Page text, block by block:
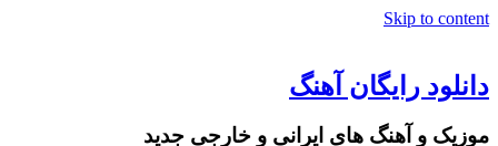
Skip to content
دانلود رایگان آهنگ
موزیک و آهنگ های ایرانی و خارجی جدید